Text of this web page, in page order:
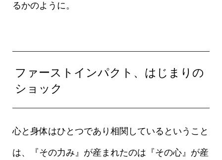
るかのように。
ファーストインパクト、はじまりの
ショック
心と身体はひとつであり相関しているということ
は、『その力み』が産まれたのは『その心』が産